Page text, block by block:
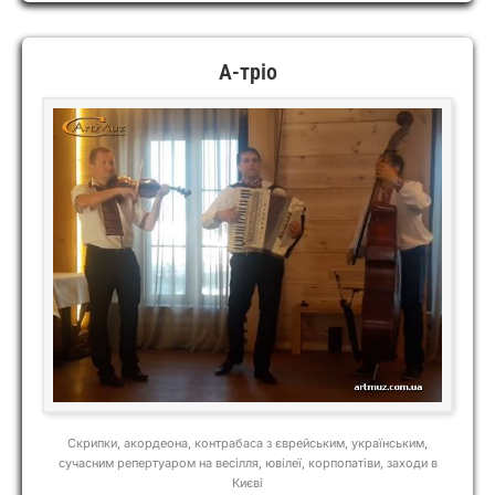
А-тріо
Скрипки, акордеона, контрабаса з єврейським, українським,
сучасним репертуаром на весілля, ювілеї, корпопатіви, заходи в
Києві